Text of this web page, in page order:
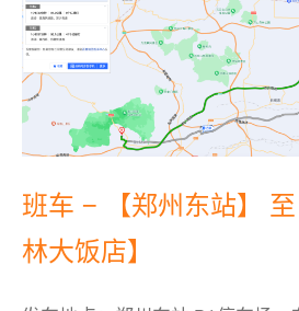
班车 – 【郑州东站】
林大饭店】